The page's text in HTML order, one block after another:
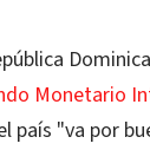
Monetario
país "va por